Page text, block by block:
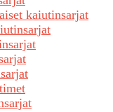
kaiutinsarjat